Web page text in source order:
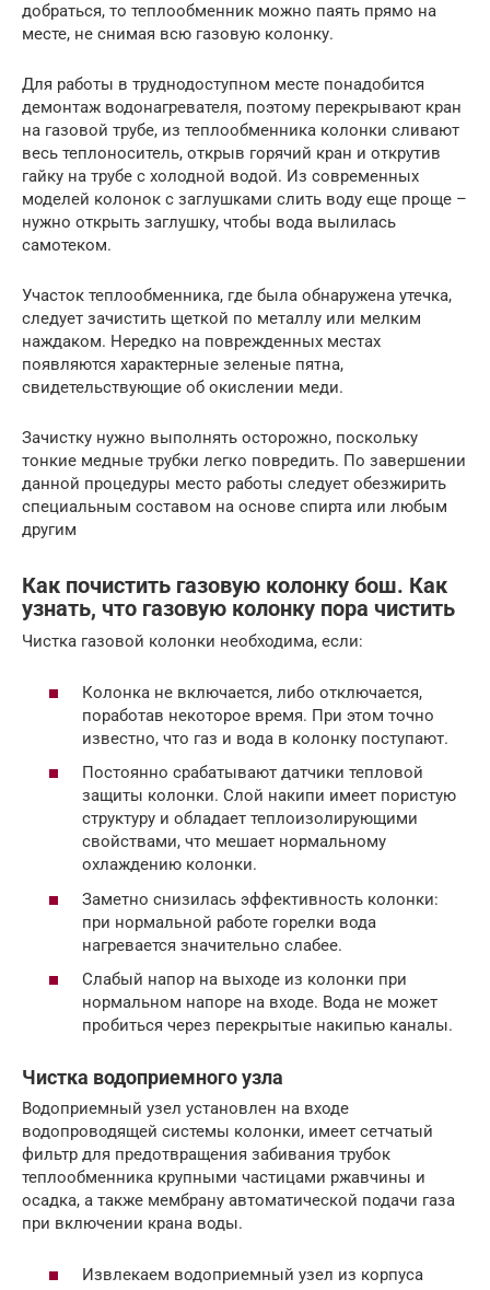
добраться, то теплообменник можно паять прямо на
месте, не снимая всю газовую колонку.
Для работы в труднодоступном месте понадобится
демонтаж водонагревателя, поэтому перекрывают кран
на газовой трубе, из теплообменника колонки сливают
весь теплоноситель, открыв горячий кран и открутив
гайку на трубе с холодной водой. Из современных
моделей колонок с заглушками слить воду еще проще –
нужно открыть заглушку, чтобы вода вылилась
самотеком.
Участок теплообменника, где была обнаружена утечка,
следует зачистить щеткой по металлу или мелким
наждаком. Нередко на поврежденных местах
появляются характерные зеленые пятна,
свидетельствующие об окислении меди.
Зачистку нужно выполнять осторожно, поскольку
тонкие медные трубки легко повредить. По завершении
данной процедуры место работы следует обезжирить
специальным составом на основе спирта или любым
другим
Как почистить газовую колонку бош. Как
узнать, что газовую колонку пора чистить
Чистка газовой колонки необходима, если:
Колонка не включается, либо отключается,
поработав некоторое время. При этом точно
известно, что газ и вода в колонку поступают.
Постоянно срабатывают датчики тепловой
защиты колонки. Слой накипи имеет пористую
структуру и обладает теплоизолирующими
свойствами, что мешает нормальному
охлаждению колонки.
Заметно снизилась эффективность колонки:
при нормальной работе горелки вода
нагревается значительно слабее.
Слабый напор на выходе из колонки при
нормальном напоре на входе. Вода не может
пробиться через перекрытые накипью каналы.
Чистка водоприемного узла
Водоприемный узел установлен на входе
водопроводящей системы колонки, имеет сетчатый
фильтр для предотвращения забивания трубок
теплообменника крупными частицами ржавчины и
осадка, а также мембрану автоматической подачи газа
при включении крана воды.
Извлекаем водоприемный узел из корпуса